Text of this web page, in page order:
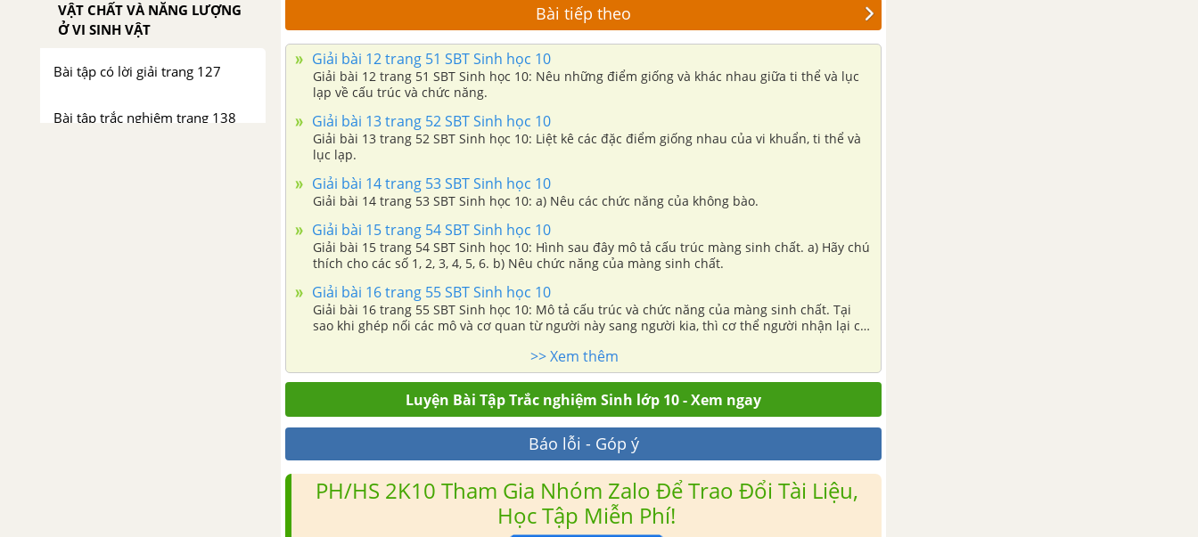
VẬT CHẤT VÀ NĂNG LƯỢNG
Ở VI SINH VẬT
Bài tập có lời giải trang 127
Bài tập trắc nghiệm trang 138
Bài tiếp theo
Giải bài 12 trang 51 SBT Sinh học 10
Giải bài 12 trang 51 SBT Sinh học 10: Nêu những điểm giống và khác nhau giữa ti thể và lục
lạp về cấu trúc và chức năng.
Giải bài 13 trang 52 SBT Sinh học 10
Giải bài 13 trang 52 SBT Sinh học 10: Liệt kê các đặc điểm giống nhau của vi khuẩn, ti thể và
lục lạp.
Giải bài 14 trang 53 SBT Sinh học 10
Giải bài 14 trang 53 SBT Sinh học 10: a) Nêu các chức năng của không bào.
Giải bài 15 trang 54 SBT Sinh học 10
Giải bài 15 trang 54 SBT Sinh học 10: Hình sau đây mô tả cấu trúc màng sinh chất. a) Hãy chú
thích cho các số 1, 2, 3, 4, 5, 6. b) Nêu chức năng của màng sinh chất.
Giải bài 16 trang 55 SBT Sinh học 10
Giải bài 16 trang 55 SBT Sinh học 10: Mô tả cấu trúc và chức năng của màng sinh chất. Tại
sao khi ghép nối các mô và cơ quan từ người này sang người kia, thì cơ thể người nhận lại có
>> Xem thêm
Luyện Bài Tập Trắc nghiệm Sinh lớp 10 - Xem ngay
Báo lỗi - Góp ý
PH/HS 2K10 Tham Gia Nhóm Zalo Để Trao Đổi Tài Liệu,
Học Tập Miễn Phí!